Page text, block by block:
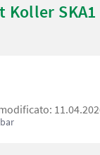
Koller